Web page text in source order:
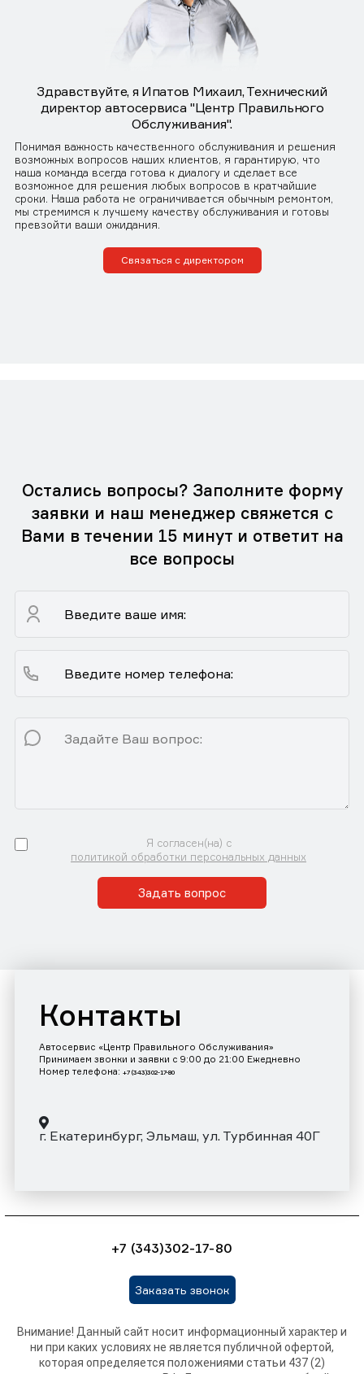
Здравствуйте, я Ипатов Михаил, Технический
директор автосервиса "Центр Правильного
Обслуживания".
Понимая важность качественного обслуживания и решения
возможных вопросов наших клиентов, я гарантирую, что
наша команда всегда готова к диалогу и сделает все
возможное для решения любых вопросов в кратчайшие
сроки. Наша работа не ограничивается обычным ремонтом,
мы стремимся к лучшему качеству обслуживания и готовы
превзойти ваши ожидания.
Связаться с директором
Остались вопросы? Заполните форму
заявки и наш менеджер свяжется с
Вами в течении 15 минут и ответит на
все вопросы
Я согласен(на) с
политикой обработки персональных данных
Задать вопрос
Контакты
Автосервис «Центр Правильного Обслуживания»
Принимаем звонки и заявки с 9:00 до 21:00 Ежедневно
Номер телефона: +7 (343)302-17-80
г. Екатеринбург, Эльмаш, ул. Турбинная 40Г
+7 (343)302-17-80
Заказать звонок
Внимание! Данный сайт носит информационный характер и
ни при каких условиях не является публичной офертой,
которая определяется положениями статьи 437 (2)